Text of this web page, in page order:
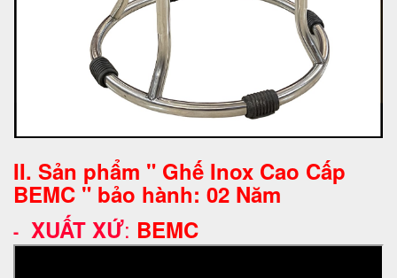
II. Sản phẩm " Ghế Inox Cao Cấp
BEMC " bảo hành: 02 Năm
- XUẤT XỨ: BEMC